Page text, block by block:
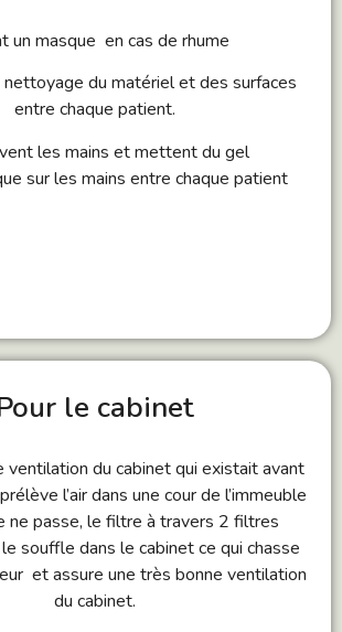
un masque en cas de rhume
du matériel et des surfaces
entre chaque patient.
les mains et mettent du gel
sur les mains entre chaque patient
le cabinet
ventilation du cabinet qui existait avant
l’air dans une cour de l’immeuble
ne passe, le filtre à travers 2 filtres
souffle dans le cabinet ce qui chasse
et assure une très bonne ventilation
du cabinet.